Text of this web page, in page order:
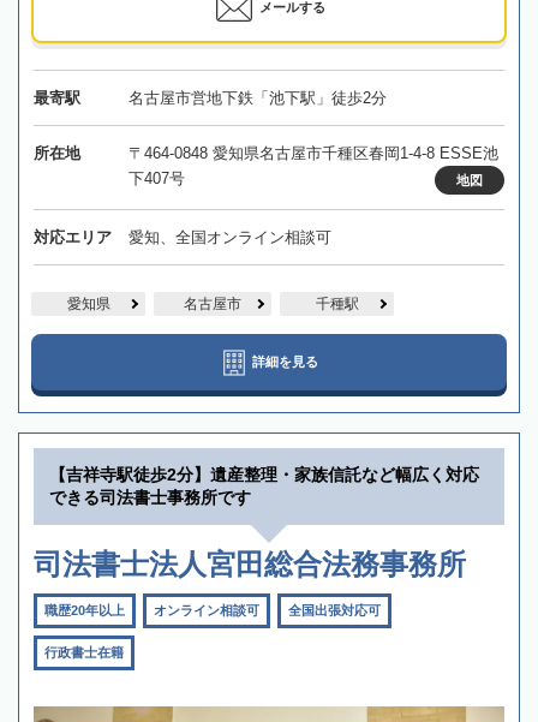
メールする
最寄駅 名古屋市営地下鉄「池下駅」徒歩2分
所在地
〒464-0848 愛知県名古屋市千種区春岡1-4-8 ESSE池
下407号
地図
対応エリア 愛知、全国オンライン相談可
愛知県 名古屋市 千種駅
詳細を見る
【吉祥寺駅徒歩2分】遺産整理・家族信託など幅広く対応
できる司法書士事務所です
司法書士法人宮田総合法務事務所
職歴20年以上 オンライン相談可 全国出張対応可
行政書士在籍